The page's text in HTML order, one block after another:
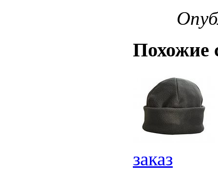
Похожие
заказ